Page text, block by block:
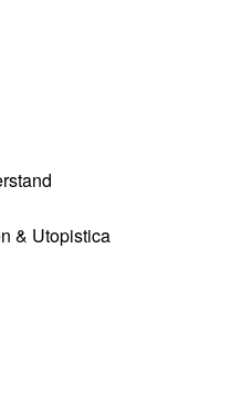
& Utopistica